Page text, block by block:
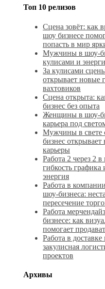
Топ 10 релизов
Сцена зовёт: как
шоу бизнесе
попасть в мир
Мужчины в шоу-
кулисами и
За кулисами
открывает новые
вахтовиков
Сцена открыта:
бизнес без опыта
Женщины в шоу-
карьера под
Мужчины в свете
бизнес
карьеры
Работа 2 через 2
гибкость графика
энергия
Работа в
шоу-бизнеса:
пересечение
Работа
бизнесе: как
помогает
Работа в
закулисная
проектов
Архивы